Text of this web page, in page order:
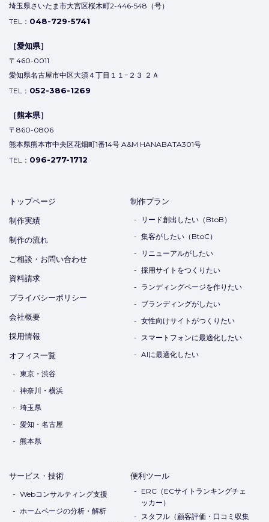
埼玉県さいたま市大宮区桜木町2-446-548（号）
TEL： 048-729-5741
［愛知県］
〒460-0011
愛知県名古屋市中区大須４丁目１１−２３ ２Ａ
TEL： 052-386-1269
［熊本県］
〒860-0806
熊本県熊本市中央区花畑町1番14号 A&M HANABATA301号
TEL： 096-277-1712
トップページ
制作実績
制作の流れ
ご相談・お問い合わせ
資料請求
プライバシーポリシー
会社概要
採用情報
オフィス一覧
東京・渋谷
神奈川・横浜
埼玉県
愛知・名古屋
熊本県
制作プラン
リード創出したい（BtoB）
集客がしたい（BtoC）
リニューアルがしたい
採用サイトをつくりたい
ランディングページを作りたい
ブランディングがしたい
女性向けサイトがつくりたい
スマートフォンに最適化したい
AIに最適化したい
サービス・技術
Webコンサルティング支援
ホームページの分析・解析
便利ツール
ERC（ECサイトランキングチェ
ッカー）
スタフル（顧客評価・口コミ収集